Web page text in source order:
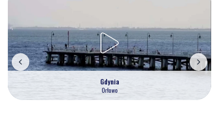
Gdynia
Orłowo